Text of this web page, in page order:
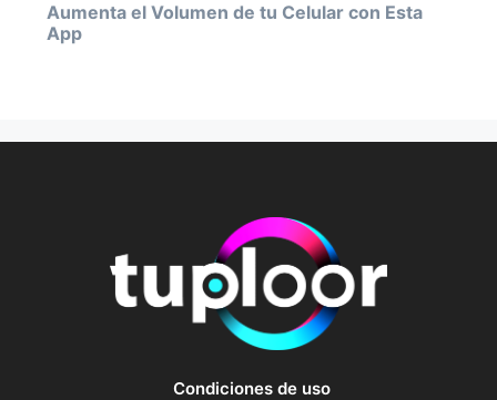
Aumenta el Volumen de tu Celular con Esta
App
Condiciones de uso